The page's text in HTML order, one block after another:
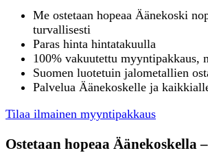
Me ostetaan hopeaa Äänekoski
turvallisesti
Paras hinta hintatakuulla
100% vakuutettu myyntipakkaus,
Suomen luotetuin jalometallien
Palvelua Äänekoskelle ja
Tilaa ilmainen myyntipakkaus
Ostetaan hopeaa Äänekoskella